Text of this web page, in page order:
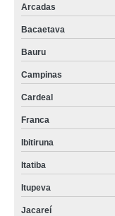
Arcadas
Bacaetava
Bauru
Campinas
Cardeal
Franca
Ibitiruna
Itatiba
Itupeva
Jacareí